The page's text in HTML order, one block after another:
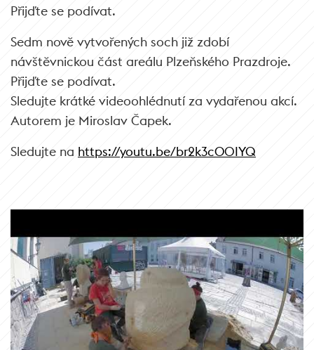
Přijďte se podívat.
Sedm nově vytvořených soch již zdobí
návštěvnickou část areálu Plzeňského Prazdroje.
Přijďte se podívat.
Sledujte krátké videoohlédnutí za vydařenou akcí.
Autorem je Miroslav Čapek.
Sledujte na https://youtu.be/br2k3cO0IYQ